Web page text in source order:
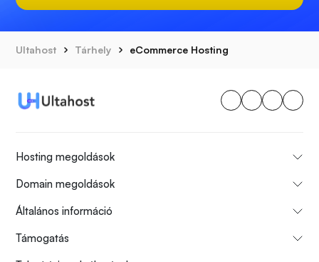
Ultahost Tárhely eCommerce Hosting
Hosting megoldások
Domain megoldások
Általános információ
Támogatás